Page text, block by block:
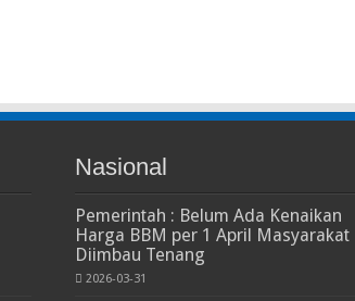
Nasional
Pemerintah : Belum Ada Kenaikan
Harga BBM per 1 April Masyarakat
Diimbau Tenang
2026-03-31